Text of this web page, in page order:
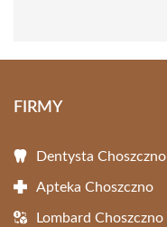
FIRMY
Dentysta Choszczno
Apteka Choszczno
Lombard Choszczno